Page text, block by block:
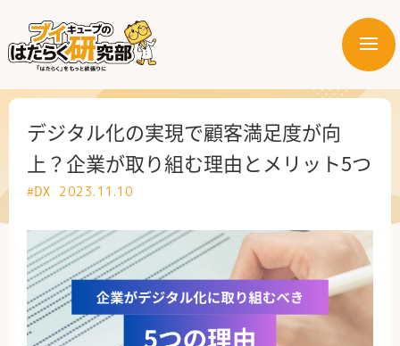
メ
ー
はたらく部署
はたらく課題
デジタル化の実現で顧客満足度が向
上？企業が取り組む理由とメリット5つ
#DX 2023.11.10